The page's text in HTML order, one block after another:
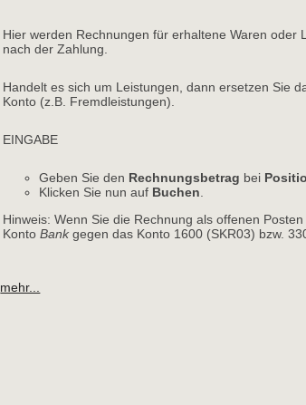
Hier werden Rechnungen für erhaltene Waren oder
nach der Zahlung.
Handelt es sich um Leistungen, dann ersetzen Sie
Konto (z.B. Fremdleistungen).
EINGABE
Geben Sie den Rechnungsbetrag bei
Klicken Sie nun auf Buchen
Hinweis: Wenn Sie die Rechnung als offenen
KontoBankgegen das Konto 1600 (SKR03) bzw.
mehr...